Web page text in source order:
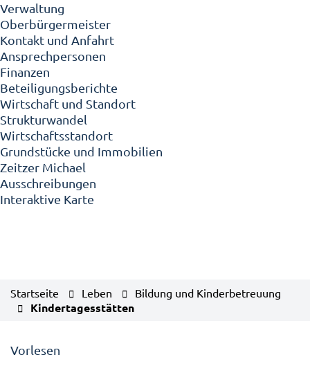
Verwaltung
Oberbürgermeister
Kontakt und Anfahrt
Ansprechpersonen
Finanzen
Beteiligungsberichte
Wirtschaft und Standort
Strukturwandel
Wirtschaftsstandort
Grundstücke und Immobilien
Zeitzer Michael
Ausschreibungen
Interaktive Karte
Startseite Leben Bildung und Kinderbetreuung
Kindertagesstätten
Vorlesen